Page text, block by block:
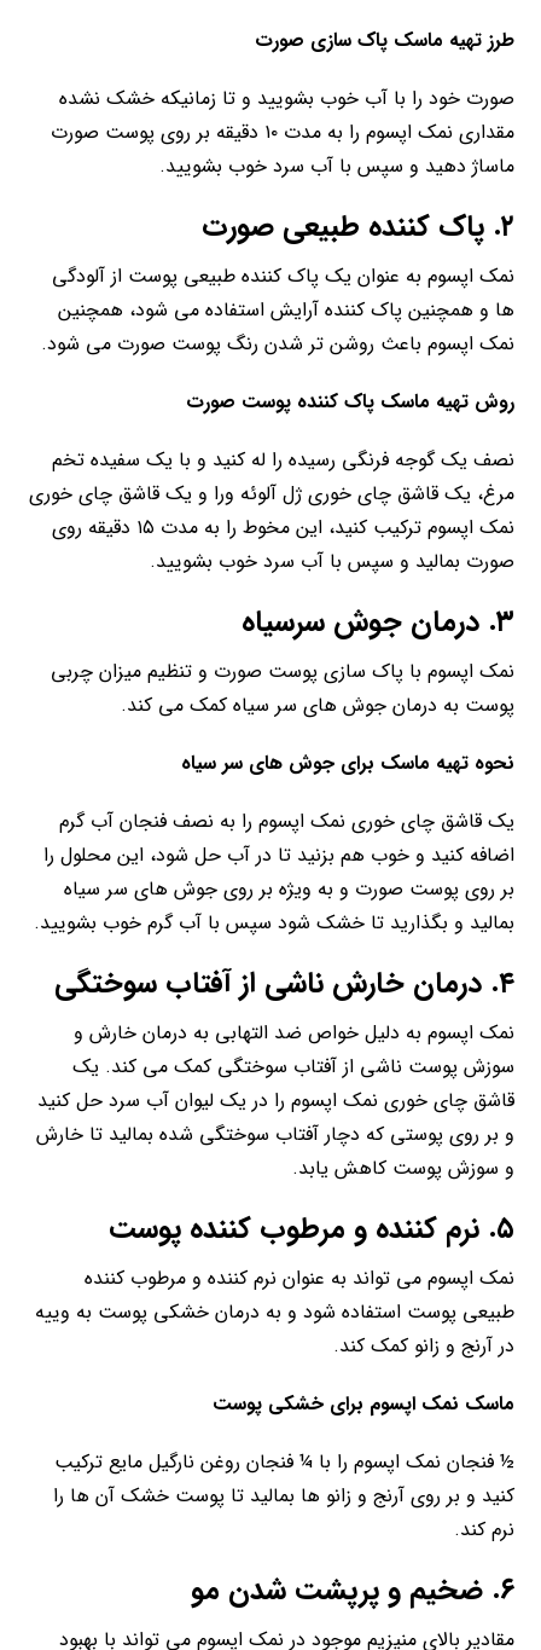
طرز تهیه ماسک پاک سازی صورت
صورت خود را با آب خوب بشویید و تا زمانیکه خشک نشده
مقداری نمک اپسوم را به مدت ۱۰ دقیقه بر روی پوست صورت
ماساژ دهید و سپس با آب سرد خوب بشویید.
۲. پاک کننده طبیعی صورت
نمک اپسوم به عنوان یک پاک کننده طبیعی پوست از آلودگی
ها و همچنین پاک کننده آرایش استفاده می شود، همچنین
نمک اپسوم باعث روشن تر شدن رنگ پوست صورت می شود.
روش تهیه ماسک پاک کننده پوست صورت
نصف یک گوجه فرنگی رسیده را له کنید و با یک سفیده تخم
مرغ، یک قاشق چای خوری ژل آلوئه ورا و یک قاشق چای خوری
نمک اپسوم ترکیب کنید، این مخوط را به مدت ۱۵ دقیقه روی
صورت بمالید و سپس با آب سرد خوب بشویید.
۳. درمان جوش سرسیاه
نمک اپسوم با پاک سازی پوست صورت و تنظیم میزان چربی
پوست به درمان جوش های سر سیاه کمک می کند.
نحوه تهیه ماسک برای جوش های سر سیاه
یک قاشق چای خوری نمک اپسوم را به نصف فنجان آب گرم
اضافه کنید و خوب هم بزنید تا در آب حل شود، این محلول را
بر روی پوست صورت و به ویژه بر روی جوش های سر سیاه
بمالید و بگذارید تا خشک شود سپس با آب گرم خوب بشویید.
۴. درمان خارش ناشی از آفتاب سوختگی
نمک اپسوم به دلیل خواص ضد التهابی به درمان خارش و
سوزش پوست ناشی از آفتاب سوختگی کمک می کند. یک
قاشق چای خوری نمک اپسوم را در یک لیوان آب سرد حل کنید
و بر روی پوستی که دچار آفتاب سوختگی شده بمالید تا خارش
و سوزش پوست کاهش یابد.
۵. نرم کننده و مرطوب کننده پوست
نمک اپسوم می تواند به عنوان نرم کننده و مرطوب کننده
طبیعی پوست استفاده شود و به درمان خشکی پوست به وییه
در آرنج و زانو کمک کند.
ماسک نمک اپسوم برای خشکی پوست
½ فنجان نمک اپسوم را با ¼ فنجان روغن نارگیل مایع ترکیب
کنید و بر روی آرنج و زانو ها بمالید تا پوست خشک آن ها را
نرم کند.
۶. ضخیم و پرپشت شدن مو
مقادیر بالای منیزیم موجود در نمک اپسوم می تواند با بهبود